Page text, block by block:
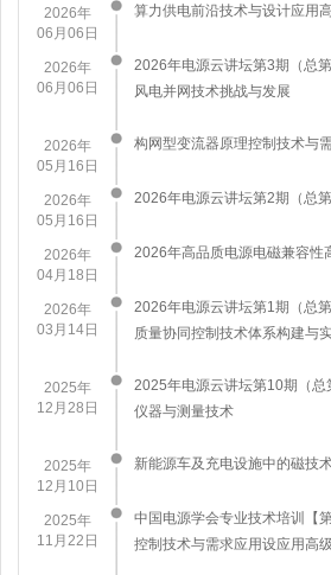
2026年
06月06日
算力供电前沿技术与设计应用
2026年
06月06日
2026年电源云讲坛第3期（总
风电并网技术挑战与发展
2026年
05月16日
构网型变流器原理控制技术与
2026年
05月16日
2026年电源云讲坛第2期（总第
2026年
04月18日
2026年高品质电源电磁兼容性
2026年
03月14日
2026年电源云讲坛第1期（总
质量协同控制技术体系构建与
2025年
12月28日
2025年电源云讲坛第10期（
仪器与测量技术
2025年
12月10日
新能源车及充电设施中的磁技
2025年
11月22日
中国电源学会专业技术培训【
控制技术与需求应用设应用高